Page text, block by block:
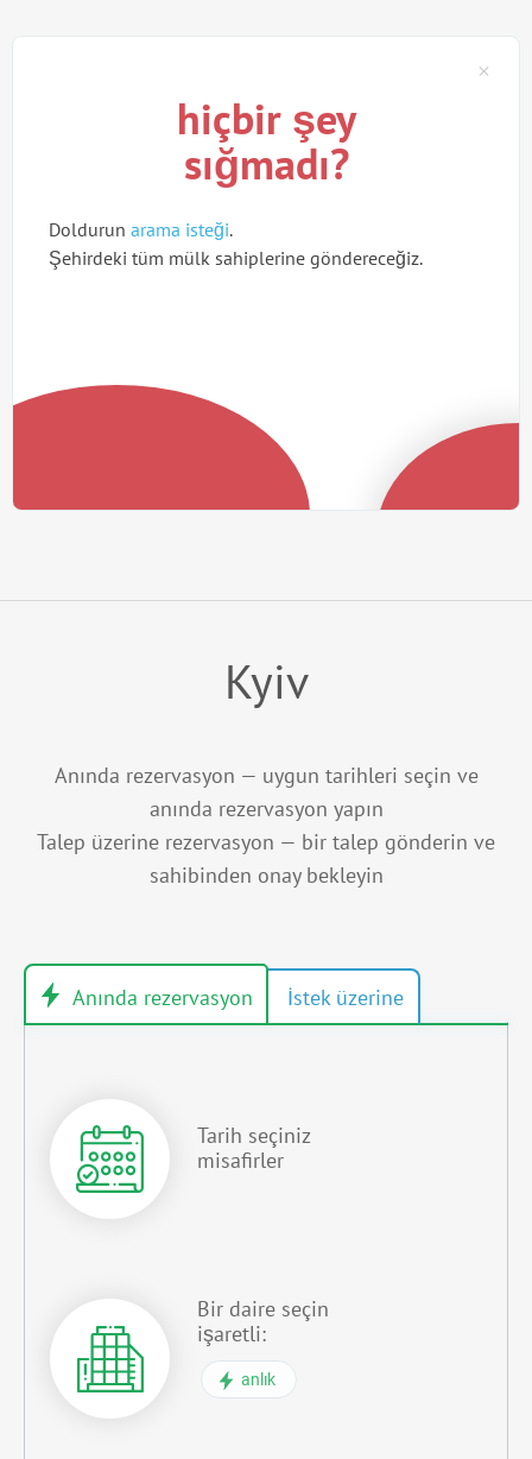
hiçbir şey
sığmadı?
Doldurun arama isteği.
Şehirdeki tüm mülk sahiplerine göndereceğiz.
Kyiv
Anında rezervasyon — uygun tarihleri seçin ve
anında rezervasyon yapın
Talep üzerine rezervasyon — bir talep gönderin ve
sahibinden onay bekleyin
Tarih seçiniz
misafirler
Bir daire seçin
işaretli:
anlık